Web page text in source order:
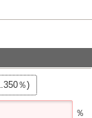
％)
％